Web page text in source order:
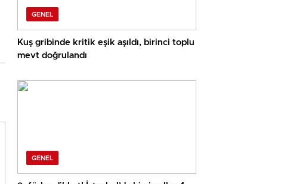
GENEL
Kuş gribinde kritik eşik aşıldı, birinci toplu
mevt doğrulandı
GENEL